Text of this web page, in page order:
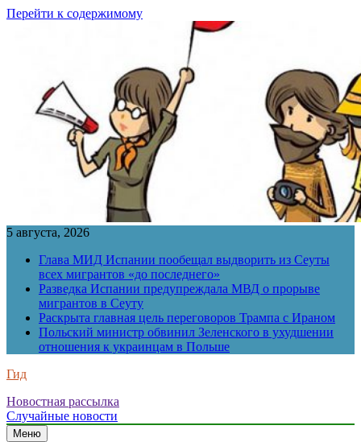
Перейти к содержимому
5 августа, 2026
Глава МИД Испании пообещал выдворить из Сеуты
всех мигрантов «до последнего»
Разведка Испании предупреждала МВД о прорыве
мигрантов в Сеуту
Раскрыта главная цель переговоров Трампа с Ираном
Польский министр обвинил Зеленского в ухудшении
отношения к украинцам в Польше
Гид
Новостная рассылка
Случайные новости
Меню